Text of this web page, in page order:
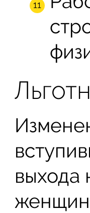
выхода